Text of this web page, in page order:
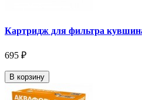
Картридж для фильтра
695 ₽
В корзину